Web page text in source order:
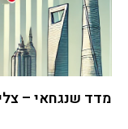
מדד שנגחאי –